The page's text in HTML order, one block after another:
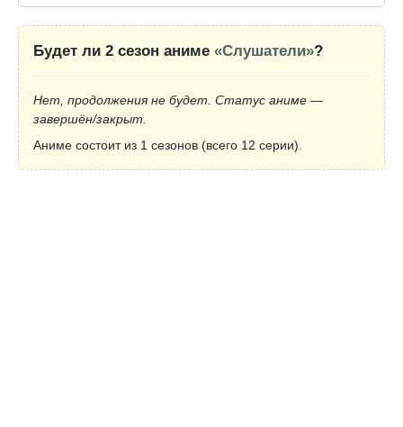
Будет ли 2 сезон аниме «Слушатели»?
Нет, продолжения не будет. Статус аниме —
завершён/закрыт.
Аниме состоит из 1 сезонов (всего 12 серии).